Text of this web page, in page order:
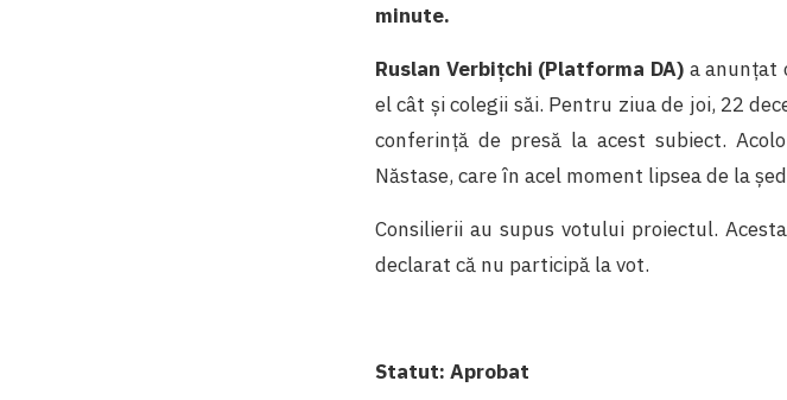
minute.
Ruslan Verbițchi (Platforma DA) a anunțat
el cât și colegii săi. Pentru ziua de joi, 22
conferință de presă la acest subiect.
Năstase, care în acel moment lipsea de la
Consilierii au supus votului proiectul.
declarat că nu participă la vot.
Statut: Aprobat